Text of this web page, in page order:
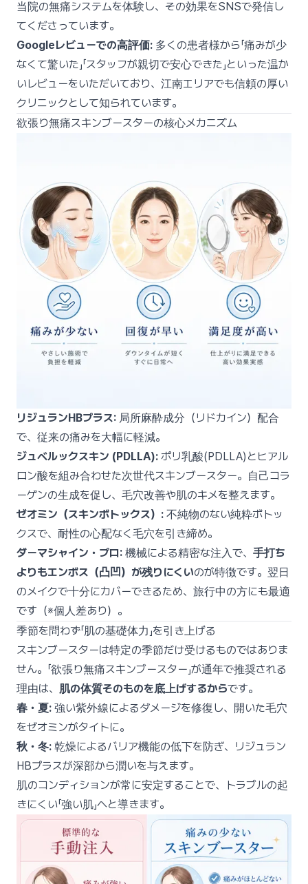
当院の無痛システムを体験し、その効果をSNSで発信し
てくださっています。
Googleレビューでの高評価: 多くの患者様から「痛みが少
なくて驚いた」「スタッフが親切で安心できた」といった温か
いレビューをいただいており、江南エリアでも信頼の厚い
クリニックとして知られています。
欲張り無痛スキンブースターの核心メカニズム
リジュランHBプラス: 局所麻酔成分（リドカイン）配合
で、従来の痛みを大幅に軽減。
ジュベルックスキン (PDLLA): ポリ乳酸(PDLLA)とヒアル
ロン酸を組み合わせた次世代スキンブースター。自己コラ
ーゲンの生成を促し、毛穴改善や肌のキメを整えます。
ゼオミン（スキンボトックス）: 不純物のない純粋ボトッ
クスで、耐性の心配なく毛穴を引き締め。
ダーマシャイン・プロ: 機械による精密な注入で、 手打ち
よりもエンボス（凸凹）が残りにくいのが特徴です。翌日
のメイクで十分にカバーできるため、旅行中の方にも最適
です（※個人差あり）。
季節を問わず「肌の基礎体力」を引き上げる
スキンブースターは特定の季節だけ受けるものではありま
せん。「欲張り無痛スキンブースター」が通年で推奨される
理由は、 肌の体質そのものを底上げするからです。
春・夏: 強い紫外線によるダメージを修復し、開いた毛穴
をゼオミンがタイトに。
秋・冬: 乾燥によるバリア機能の低下を防ぎ、リジュラン
HBプラスが深部から潤いを与えます。
肌のコンディションが常に安定することで、トラブルの起
きにくい「強い肌」へと導きます。